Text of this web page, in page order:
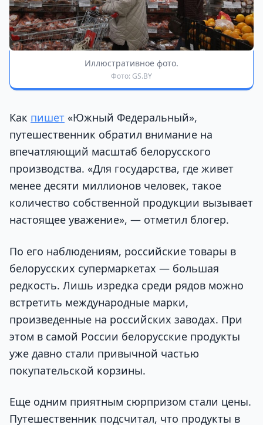
Иллюстративное фото.
Фото: GS.BY
Как пишет «Южный Федеральный»,
путешественник обратил внимание на
впечатляющий масштаб белорусского
производства. «Для государства, где живет
менее десяти миллионов человек, такое
количество собственной продукции вызывает
настоящее уважение», — отметил блогер.
По его наблюдениям, российские товары в
белорусских супермаркетах — большая
редкость. Лишь изредка среди рядов можно
встретить международные марки,
произведенные на российских заводах. При
этом в самой России белорусские продукты
уже давно стали привычной частью
покупательской корзины.
Еще одним приятным сюрпризом стали цены.
Путешественник подсчитал, что продукты в